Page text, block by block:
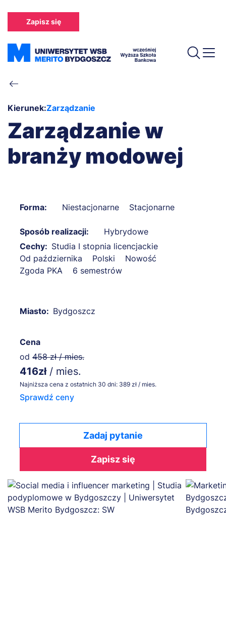
treści
Zapisz się
Ścieżka
nawigacyjna
Kierunek:Zarządzanie
Zarządzanie w
branży modowej
Forma: Niestacjonarne Stacjonarne
Sposób realizacji:
Hybrydowe
Cechy: Studia I stopnia licencjackie
Od października
Polski
Nowość
Zgoda PKA
6 semestrów
Miasto: Bydgoszcz
Cena
od 458 zł / mies.
416zł / mies.
Najniższa cena z ostatnich 30 dni: 389 zł / mies.
Sprawdź ceny
Zadaj pytanie
Zapisz się